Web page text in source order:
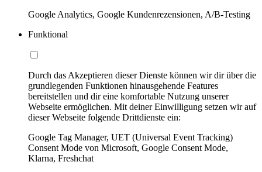
Google Analytics, Google Kundenrezensionen, A/B-Testing
Funktional
Durch das Akzeptieren dieser Dienste können wir dir über die
grundlegenden Funktionen hinausgehende Features
bereitstellen und dir eine komfortable Nutzung unserer
Webseite ermöglichen. Mit deiner Einwilligung setzen wir auf
dieser Webseite folgende Drittdienste ein:
Google Tag Manager, UET (Universal Event Tracking)
Consent Mode von Microsoft, Google Consent Mode,
Klarna, Freshchat